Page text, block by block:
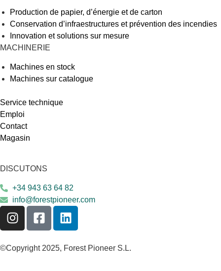
Production de papier, d’énergie et de carton
Conservation d’infraestructures et prévention des incendies
Innovation et solutions sur mesure
MACHINERIE
Machines en stock
Machines sur catalogue
Service technique
Emploi
Contact
Magasin
DISCUTONS
+34 943 63 64 82
info@forestpioneer.com
©Copyright 2025, Forest Pioneer S.L.